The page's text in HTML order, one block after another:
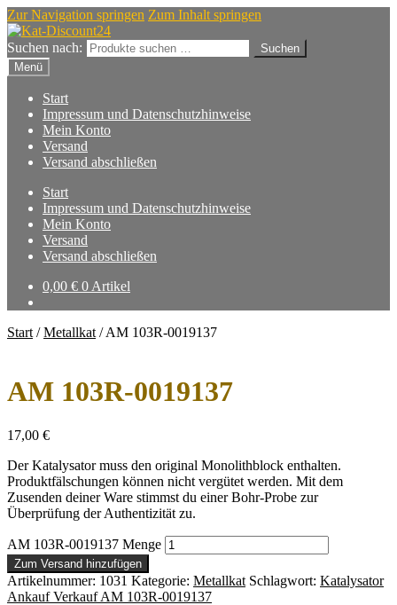
Zur Navigation springen Zum Inhalt springen
Suchen nach:
Suchen
Menü
Start
Impressum und Datenschutzhinweise
Mein Konto
Versand
Versand abschließen
Start
Impressum und Datenschutzhinweise
Mein Konto
Versand
Versand abschließen
0,00 € 0 Artikel
Start /Metallkat /AM 103R-0019137
AM 103R-0019137
17,00 €
Der Katalysator muss den original Monolithblock enthalten.
Produktfälschungen können nicht vergütet werden. Mit dem
Zusenden deiner Ware stimmst du einer Bohr-Probe zur
Überprüfung der Authentizität zu.
AM 103R-0019137 Menge
Zum Versand hinzufügen
Artikelnummer: 1031 Kategorie: Metallkat Schlagwort: Katalysator
Ankauf Verkauf AM 103R-0019137